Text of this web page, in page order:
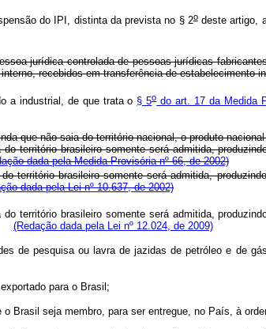
do IPI, distinta da prevista no § 2odeste artigo,
jurídica controlada de pessoas jurídicas
interno, recebidos em transferência de
a industrial, de que trata o § 5odo art. 17 da Medida
que não saia do território nacional, o produto
território brasileiro somente será admitida,
dada pela Medida Provisória nº 66, de 2002)
território brasileiro somente será admitida,
dada pela Lei nº 10.637, de 2002)
território brasileiro somente será admitida,
(Redação dada pela Lei nº 12.024, de 2009)
de pesquisa ou lavra de jazidas de petróleo e de
para o Brasil;
Brasil seja membro, para ser entregue, no País, à